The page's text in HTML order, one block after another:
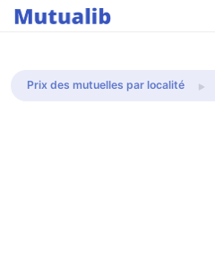
Prix des mutuelles par localité